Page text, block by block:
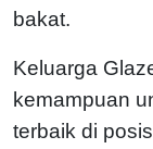
bakat.
Keluarga
kemampuan
terbaik di